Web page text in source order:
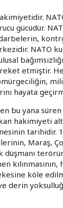
gücüdür.
NATO
etmiştir.
hayata
bu yana
hakimiyeti
tarihidir.
Maraş,
düşmanı
kılınmasının,
köle
ve derin